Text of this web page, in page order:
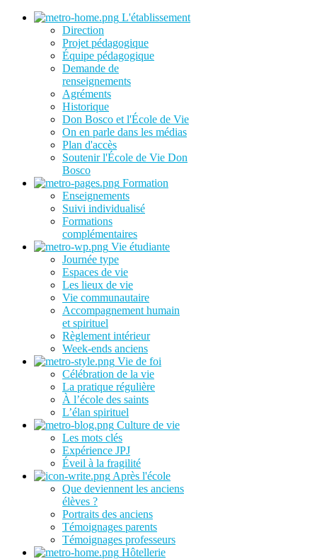
L'établissement
Direction
Projet pédagogique
Équipe pédagogique
Demande de
renseignements
Agréments
Historique
Don Bosco et l'École de Vie
On en parle dans les médias
Plan d'accès
Soutenir l'École de Vie Don
Bosco
Formation
Enseignements
Suivi individualisé
Formations
complémentaires
Vie étudiante
Journée type
Espaces de vie
Les lieux de vie
Vie communautaire
Accompagnement humain
et spirituel
Règlement intérieur
Week-ends anciens
Vie de foi
Célébration de la vie
La pratique régulière
À l’école des saints
L’élan spirituel
Culture de vie
Les mots clés
Expérience JPJ
Éveil à la fragilité
Après l'école
Que deviennent les anciens
élèves ?
Portraits des anciens
Témoignages parents
Témoignages professeurs
Hôtellerie